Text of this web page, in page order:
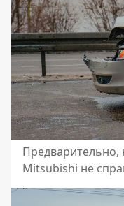
Предварительно,
Mitsubishi не